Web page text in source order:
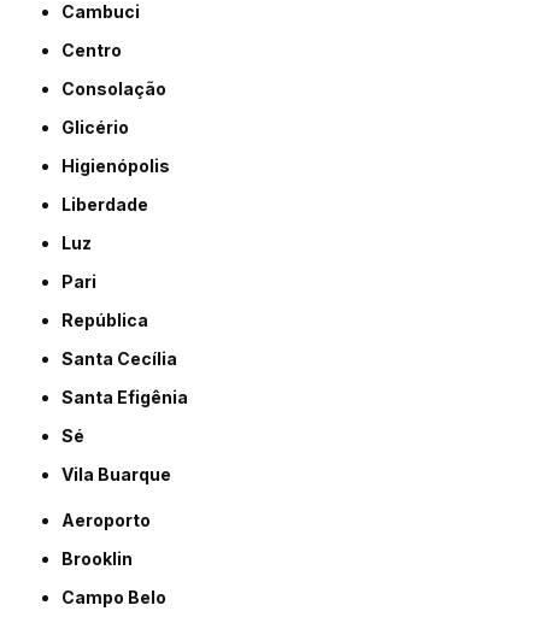
Cambuci
Centro
Consolação
Glicério
Higienópolis
Liberdade
Luz
Pari
República
Santa Cecília
Santa Efigênia
Sé
Vila Buarque
Aeroporto
Brooklin
Campo Belo